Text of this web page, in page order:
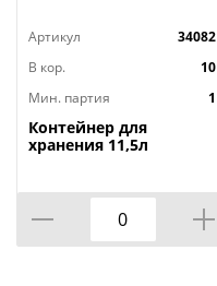
Артикул
34082
В кор.
10
Мин. партия
1
Контейнер для
хранения 11,5л
Альтернатива, м425,
1/10